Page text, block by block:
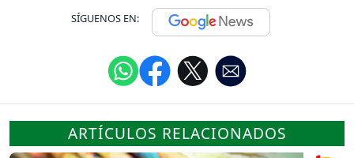
SÍGUENOS EN:
ARTÍCULOS RELACIONADOS